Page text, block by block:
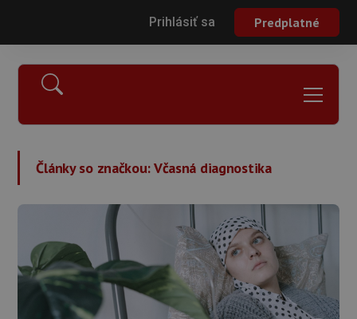
Prihlásiť sa Predplatné
Články so značkou:Včasná diagnostika